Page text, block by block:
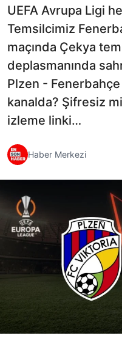
UEFA Avrupa Ligi
Temsilcimiz
maçında Çekya
deplasmanında
Plzen -
kanalda? Şifresiz
izleme linki…
Haber Merkezi